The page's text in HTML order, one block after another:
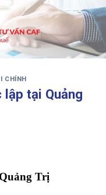
CHÍNH
tại Quảng
Trị